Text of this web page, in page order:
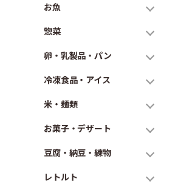
お魚
惣菜
卵・乳製品・パン
冷凍食品・アイス
米・麺類
お菓子・デザート
豆腐・納豆・練物
レトルト